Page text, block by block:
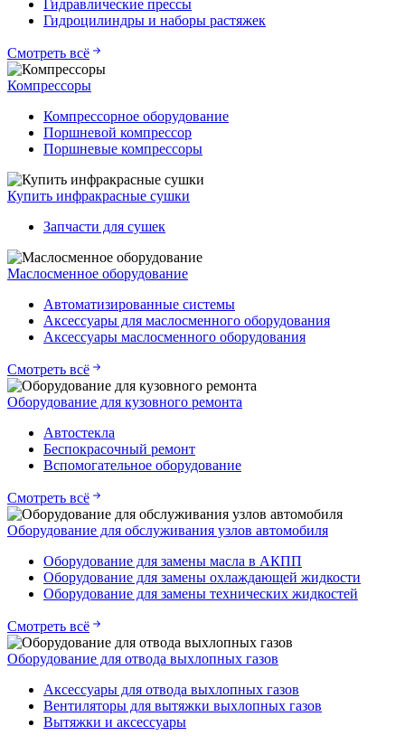
Гидравлические прессы
Гидроцилиндры и наборы растяжек
Смотреть всё
Компрессоры
Компрессорное оборудование
Поршневой компрессор
Поршневые компрессоры
Купить инфракрасные сушки
Запчасти для сушек
Маслосменное оборудование
Автоматизированные системы
Аксессуары для маслосменного оборудования
Аксессуары маслосменного оборудования
Смотреть всё
Оборудование для кузовного ремонта
Автостекла
Беспокрасочный ремонт
Вспомогательное оборудование
Смотреть всё
Оборудование для обслуживания узлов автомобиля
Оборудование для замены масла в АКПП
Оборудование для замены охлаждающей жидкости
Оборудование для замены технических жидкостей
Смотреть всё
Оборудование для отвода выхлопных газов
Аксессуары для отвода выхлопных газов
Вентиляторы для вытяжки выхлопных газов
Вытяжки и аксессуары